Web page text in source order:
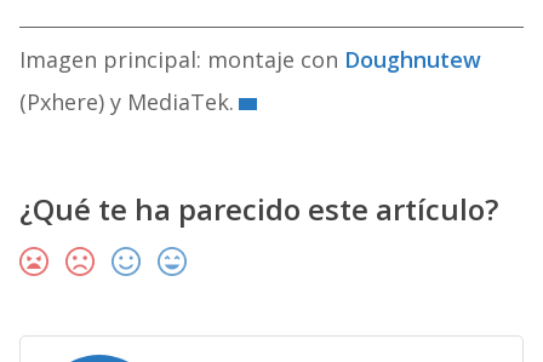
Imagen principal: montaje con Doughnutew
(Pxhere) y MediaTek.
¿Qué te ha parecido este artículo?